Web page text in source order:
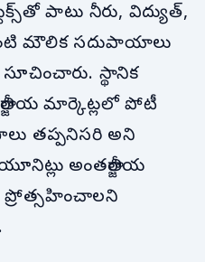
పాటు నీరు, విద్యుత్,
మౌలిక సదుపాయాలు
స్థానిక
మార్కెట్లలో పోటీ
తప్పనిసరి అని
అంతర్జాతీయ
ప్రోత్సహించాలని